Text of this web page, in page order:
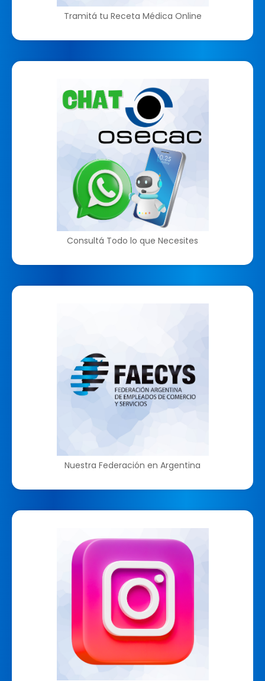
Tramitá tu Receta Médica Online
Consultá Todo lo que Necesites
Nuestra Federación en Argentina